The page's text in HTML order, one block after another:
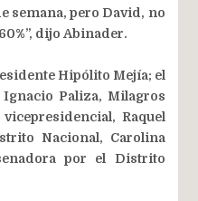
semana, pero David, no
dijo Abinader.
Hipólito Mejía; el
Paliza, Milagros
Raquel
Nacional, Carolina
por el Distrito